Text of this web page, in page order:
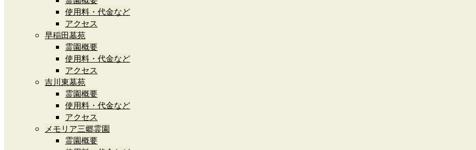
使用料・代金など
アクセス
早稲田墓苑
霊園概要
使用料・代金など
アクセス
吉川東墓苑
霊園概要
使用料・代金など
アクセス
メモリア三郷霊園
霊園概要